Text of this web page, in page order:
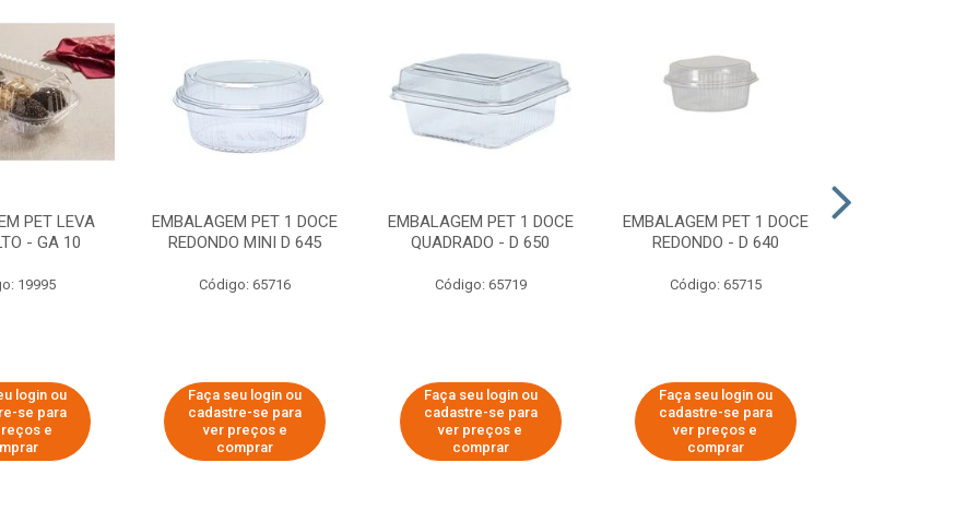
PET LEVA
- GA 10
19995
login ou
se para
e
EMBALAGEM PET 1 DOCE
REDONDO MINI D 645
Código: 65716
Faça seu login ou
cadastre-se para
ver preços e
comprar
EMBALAGEM PET 1 DOCE
QUADRADO - D 650
Código: 65719
Faça seu login ou
cadastre-se para
ver preços e
comprar
EMBALAGEM PET 1 DOCE
REDONDO - D 640
Código: 65715
Faça seu login ou
cadastre-se para
ver preços e
comprar